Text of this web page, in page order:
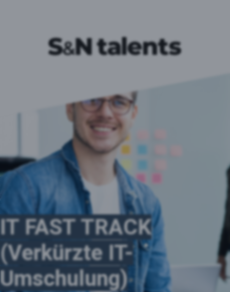
IT FAST TRACK
(Verkürzte IT-
Umschulung)